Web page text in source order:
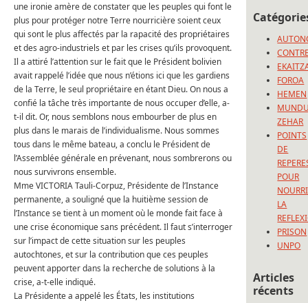
une ironie amère de constater que les peuples qui font le
plus pour protéger notre Terre nourricière soient ceux
qui sont le plus affectés par la rapacité des propriétaires
et des agro-industriels et par les crises qu’ils provoquent.
Il a attiré l’attention sur le fait que le Président bolivien
avait rappelé l’idée que nous n’étions ici que les gardiens
de la Terre, le seul propriétaire en étant Dieu.On nous a
confié la tâche très importante de nous occuper d’elle, a-
t-il dit.Or, nous semblons nous embourber de plus en
plus dans le marais de l’individualisme. Nous sommes
tous dans le même bateau, a conclu le Président de
l’Assemblée générale en prévenant, nous sombrerons ou
nous survivrons ensemble.
Mme VICTORIA Tauli-Corpuz, Présidente de l’Instance
permanente, a souligné que la huitième session de
l’Instance se tient à un moment où le monde fait face à
une crise économique sans précédent.Il faut s’interroger
sur l’impact de cette situation sur les peuples
autochtones, et sur la contribution que ces peuples
peuvent apporter dans la recherche de solutions à la
crise, a-t-elle indiqué.
La Présidente a appelé les États, les institutions
FOROA
HEMEN
ZEHAR
POINTS
DE
POUR
LA
PRISON
UNPO
Articles
récents